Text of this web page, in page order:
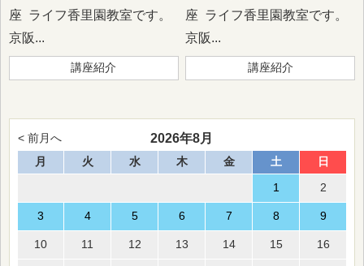
座 ライフ香里園教室です。
京阪...
講座紹介
座 ライフ香里園教室です。
京阪...
講座紹介
< 前月へ 2026年8月
月 火 水 木 金 土 日
1 2
3 4 5 6 7 8 9
10 11 12 13 14 15 16